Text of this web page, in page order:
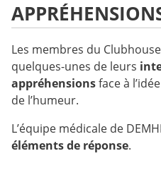
Les membres du
quelques-unes de leurs
appréhensionsface à
de l’humeur.
L’équipe médicale de
éléments de réponse.